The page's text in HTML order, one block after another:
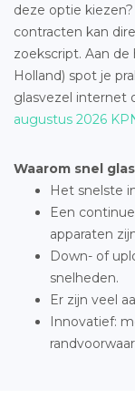
deze optie
contracten kan
zoekscript. Aan
Holland) spot je
glasvezel internet
augustus 2026
Waarom snel
Het snelste
Een
apparaten
Down- of
snelheden.
Er zijn veel
Innovatief: